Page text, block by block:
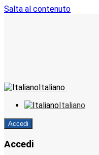
Salta al contenuto
Italiano
Italiano
Accedi
Accedi